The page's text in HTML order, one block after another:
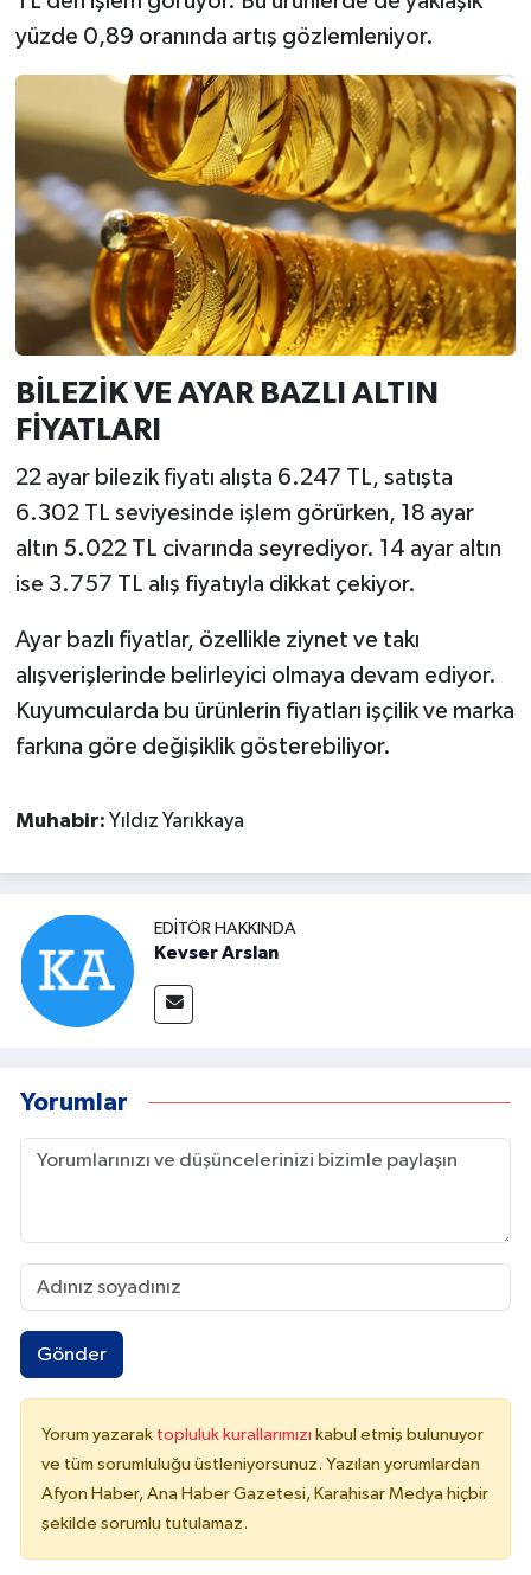
yüzde 0,89 oranında artış gözlemleniyor.
BİLEZİK VE AYAR BAZLI ALTIN
FİYATLARI
22 ayar bilezik fiyatı alışta 6.247 TL, satışta
6.302 TL seviyesinde işlem görürken, 18 ayar
altın 5.022 TL civarında seyrediyor. 14 ayar altın
ise 3.757 TL alış fiyatıyla dikkat çekiyor.
Ayar bazlı fiyatlar, özellikle ziynet ve takı
alışverişlerinde belirleyici olmaya devam ediyor.
Kuyumcularda bu ürünlerin fiyatları işçilik ve marka
farkına göre değişiklik gösterebiliyor.
Muhabir: Yıldız Yarıkkaya
EDITÖR HAKKINDA
Kevser Arslan
Yorumlar
Gönder
Yorum yazarak topluluk kurallarımızı kabul etmiş bulunuyor
ve tüm sorumluluğu üstleniyorsunuz. Yazılan yorumlardan
Afyon Haber, Ana Haber Gazetesi, Karahisar Medya hiçbir
şekilde sorumlu tutulamaz.